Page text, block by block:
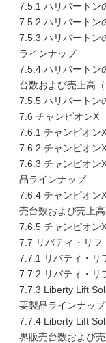
7.5.1 ハリバートン
7.5.2 ハリバートン
7.5.3 ハリバートン
ラインナップ
7.5.4 ハリバートン
台数および売上高
7.5.5 ハリバートン
7.6 チャンピオンX
7.6.1 チャンピオン
7.6.2 チャンピオン
7.6.3 チャンピオン
品ラインナップ
7.6.4 チャンピオン
売台数および売上
7.6.5 チャンピオン
7.7 リバティ・リフ
7.7.1 リバティ・リ
7.7.2 リバティ・リ
7.7.3 Liberty Lift
要製品ラインナップ
7.7.4 Liberty Lift
界販売台数および